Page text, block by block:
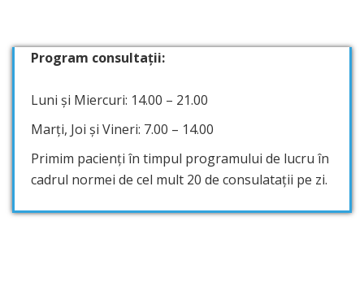
Program consultații:
Luni și Miercuri: 14.00 – 21.00
Marți, Joi și Vineri: 7.00 – 14.00
Primim pacienți în timpul programului de lucru în
cadrul normei de cel mult 20 de consulatații pe zi.